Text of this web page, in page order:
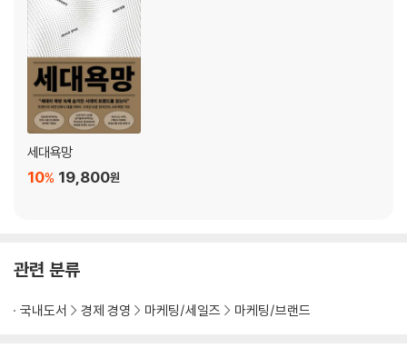
펙트럼 | ‘카와이’의 연원, 작은 것은 뭐든 귀엽다 | 카와이, 불완전한 것에
대한 애정 | 대륙으로 간 ‘모에’: 중국의 ‘멍(萌)’ 트렌드 | 한중일 귀여움 문
화 부상의 속뜻
5장. 귀여움의 힘: 귀여움이 가능케 하는 것
도파민의 시대에 절실한 세로토닌의 힘 | 낯선 것을 받아들이게 하는 귀여
일상의 소중함: 불안으로부터의 도피 | 귀여움 소비의 기표: 행복한 약자 |
소비 | 귀여움, 상품에 날개를 달아주는 미학적 향신료
세대욕망
19,800원
10%
관련 분류
국내도서 경제 경영 마케팅/세일즈 마케팅/브랜드